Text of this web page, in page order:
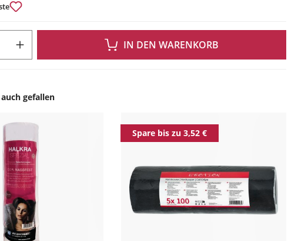
IN DEN WARENKORB
gefallen
Spare bis zu 3,52 €